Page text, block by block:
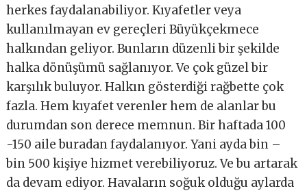
herkes faydalanabiliyor. Kıyafetler veya
kullanılmayan ev gereçleri Büyükçekmece
halkından geliyor. Bunların düzenli bir şekilde
halka dönüşümü sağlanıyor. Ve çok güzel bir
karşılık buluyor. Halkın gösterdiği rağbette çok
fazla. Hem kıyafet verenler hem de alanlar bu
durumdan son derece memnun. Bir haftada 100
-150 aile buradan faydalanıyor. Yani ayda bin –
bin 500 kişiye hizmet verebiliyoruz. Ve bu artarak
da devam ediyor. Havaların soğuk olduğu aylarda